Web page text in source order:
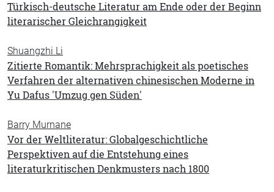
Türkisch-deutsche Literatur am Ende oder der Beginn
literarischer Gleichrangigkeit
Shuangzhi Li
Zitierte Romantik: Mehrsprachigkeit als poetisches
Verfahren der alternativen chinesischen Moderne in
Yu Dafus 'Umzug gen Süden'
Barry Murnane
Vor der Weltliteratur: Globalgeschichtliche
Perspektiven auf die Entstehung eines
literaturkritischen Denkmusters nach 1800